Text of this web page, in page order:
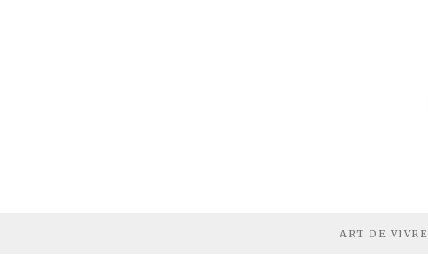
ART DE VIVRE